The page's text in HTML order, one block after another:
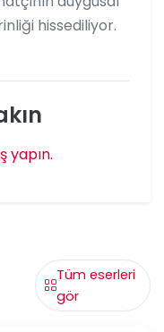
hissediliyor.
yapın.
Tüm eserleri
gör